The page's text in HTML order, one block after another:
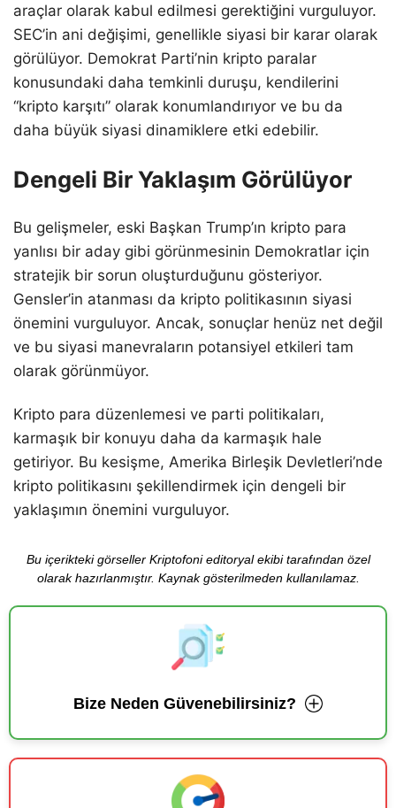
araçlar olarak kabul edilmesi gerektiğini vurguluyor.
SEC’in ani değişimi, genellikle siyasi bir karar olarak
görülüyor. Demokrat Parti’nin kripto paralar
konusundaki daha temkinli duruşu, kendilerini
“kripto karşıtı” olarak konumlandırıyor ve bu da
daha büyük siyasi dinamiklere etki edebilir.
Dengeli Bir Yaklaşım Görülüyor
Bu gelişmeler, eski Başkan Trump’ın kripto para
yanlısı bir aday gibi görünmesinin Demokratlar için
stratejik bir sorun oluşturduğunu gösteriyor.
Gensler’in atanması da kripto politikasının siyasi
önemini vurguluyor. Ancak, sonuçlar henüz net değil
ve bu siyasi manevraların potansiyel etkileri tam
olarak görünmüyor.
Kripto para düzenlemesi ve parti politikaları,
karmaşık bir konuyu daha da karmaşık hale
getiriyor. Bu kesişme, Amerika Birleşik Devletleri’nde
kripto politikasını şekillendirmek için dengeli bir
yaklaşımın önemini vurguluyor.
Bu içerikteki görseller Kriptofoni editoryal ekibi tarafından özel
olarak hazırlanmıştır. Kaynak gösterilmeden kullanılamaz.
Bize Neden Güvenebilirsiniz?